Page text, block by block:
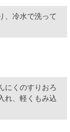
、冷水で洗って
にくのすりおろ
れ、軽くもみ込